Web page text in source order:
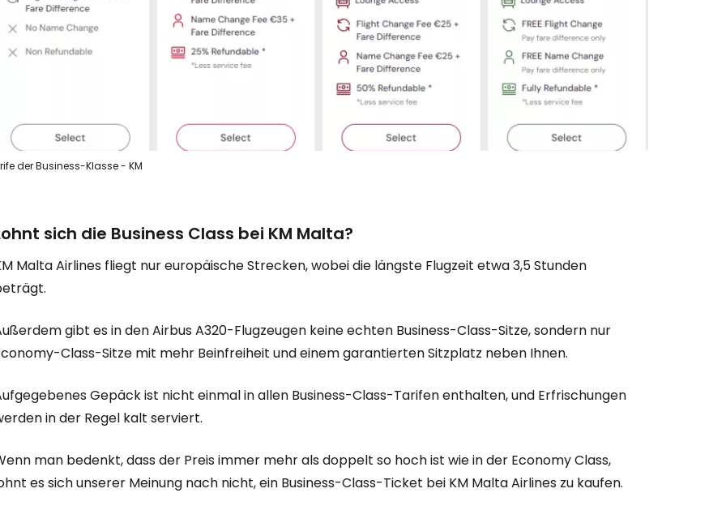
der Business-Klasse - KM
sich die Business Class bei KM Malta?
Malta Airlines fliegt nur europäische Strecken, wobei die längste Flugzeit etwa 3,5 Stunden
gibt es in den Airbus A320-Flugzeugen keine echten Business-Class-Sitze, sondern nur
Class-Sitze mit mehr Beinfreiheit und einem garantierten Sitzplatz neben Ihnen.
Gepäck ist nicht einmal in allen Business-Class-Tarifen enthalten, und Erfrischungen
in der Regel kalt serviert.
man bedenkt, dass der Preis immer mehr als doppelt so hoch ist wie in der Economy Class,
es sich unserer Meinung nach nicht, ein Business-Class-Ticket bei KM Malta Airlines zu kaufen.